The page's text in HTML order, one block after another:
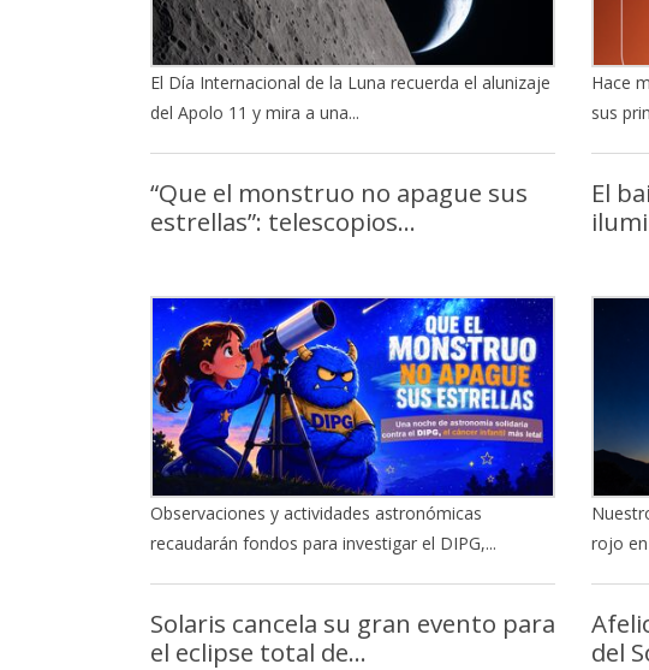
El Día Internacional de la Luna recuerda el alunizaje
del Apolo 11 y mira a una...
Hace
sus
“Que el monstruo no apague sus
estrellas”: telescopios...
Observaciones y actividades astronómicas
recaudarán fondos para investigar el DIPG,...
El
rojo
Solaris cancela su gran evento para
el eclipse total de...
del